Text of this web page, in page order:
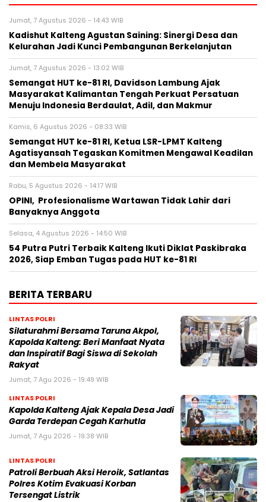
Jumat, 7 Agustus 2026 - 14:43 WIB
Kadishut Kalteng Agustan Saining: Sinergi Desa dan
Kelurahan Jadi Kunci Pembangunan Berkelanjutan
Jumat, 7 Agustus 2026 - 13:02 WIB
Semangat HUT ke-81 RI, Davidson Lambung Ajak
Masyarakat Kalimantan Tengah Perkuat Persatuan
Menuju Indonesia Berdaulat, Adil, dan Makmur
Kamis, 6 Agustus 2026 - 08:33 WIB
Semangat HUT ke-81 RI, Ketua LSR-LPMT Kalteng
Agatisyansah Tegaskan Komitmen Mengawal Keadilan
dan Membela Masyarakat
Rabu, 5 Agustus 2026 - 14:17 WIB
OPINI, Profesionalisme Wartawan Tidak Lahir dari
Banyaknya Anggota
Selasa, 4 Agustus 2026 - 14:50 WIB
54 Putra Putri Terbaik Kalteng Ikuti Diklat Paskibraka
2026, Siap Emban Tugas pada HUT ke-81 RI
BERITA TERBARU
LINTAS POLRI
Silaturahmi Bersama Taruna Akpol,
Kapolda Kalteng: Beri Manfaat Nyata
dan Inspiratif Bagi Siswa di Sekolah
Rakyat
Jumat, 7 Agu 2026 - 19:49 WIB
LINTAS POLRI
Kapolda Kalteng Ajak Kepala Desa Jadi
Garda Terdepan Cegah Karhutla
Jumat, 7 Agu 2026 - 19:38 WIB
LINTAS POLRI
Patroli Berbuah Aksi Heroik, Satlantas
Polres Kotim Evakuasi Korban
Tersengat Listrik